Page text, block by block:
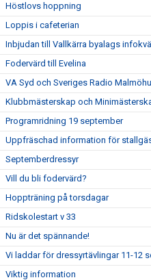
Höstlovs hoppning
Loppis i cafeterian
Inbjudan till Vallkärra byalags infokväll
Fodervärd till Evelina
VA Syd och Sveriges Radio
Klubbmästerskap och
Programridning 19 september
Uppfräschad information för
Septemberdressyr
Vill du bli fodervärd?
Hoppträning på torsdagar
Ridskolestart v 33
Nu är det spännande!
Vi laddar för dressyrtävlingar 11-12
Viktig information